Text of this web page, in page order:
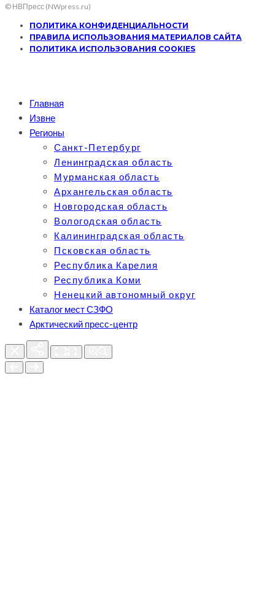
© НВПресс (NWpress.ru)
ПОЛИТИКА КОНФИДЕНЦИАЛЬНОСТИ
ПРАВИЛА ИСПОЛЬЗОВАНИЯ МАТЕРИАЛОВ САЙТА
ПОЛИТИКА ИСПОЛЬЗОВАНИЯ COOKIES
Главная
Извне
Регионы
Санкт-Петербург
Ленинградская область
Мурманская область
Архангельская область
Новгородская область
Вологодская область
Калининградская область
Псковская область
Республика Карелия
Республика Коми
Ненецкий автономный округ
Каталог мест СЗФО
Арктический пресс-центр